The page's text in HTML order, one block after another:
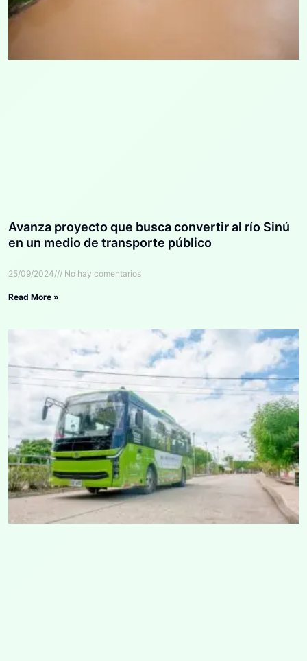
Avanza proyecto que busca convertir al río Sinú
en un medio de transporte público
25/09/2024 No hay comentarios
Read More »